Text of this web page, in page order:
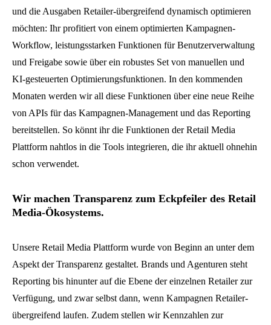
und die Ausgaben Retailer-übergreifend dynamisch optimieren
möchten: Ihr profitiert von einem optimierten Kampagnen-
Workflow, leistungsstarken Funktionen für Benutzerverwaltung
und Freigabe sowie über ein robustes Set von manuellen und
KI-gesteuerten Optimierungsfunktionen. In den kommenden
Monaten werden wir all diese Funktionen über eine neue Reihe
von APIs für das Kampagnen-Management und das Reporting
bereitstellen. So könnt ihr die Funktionen der Retail Media
Plattform nahtlos in die Tools integrieren, die ihr aktuell ohnehin
schon verwendet.
Wir machen Transparenz zum Eckpfeiler des Retail
Media-Ökosystems.
Unsere Retail Media Plattform wurde von Beginn an unter dem
Aspekt der Transparenz gestaltet. Brands und Agenturen steht
Reporting bis hinunter auf die Ebene der einzelnen Retailer zur
Verfügung, und zwar selbst dann, wenn Kampagnen Retailer-
übergreifend laufen. Zudem stellen wir Kennzahlen zur